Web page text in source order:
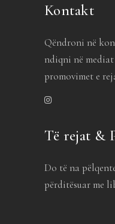
Kontakt
Qëndroni në
ndiqni në
promovimet e
Të rejat &
Do të na
përditësuar me